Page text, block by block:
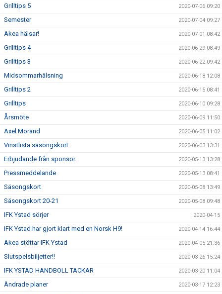
Grilltips 5 2020-07-06 09:20
Semester 2020-07-04 09:27
Akea hälsar! 2020-07-01 08:42
Grilltips 4 2020-06-29 08:49
Grilltips 3 2020-06-22 09:42
Midsommarhälsning 2020-06-18 12:08
Grilltips 2 2020-06-15 08:41
Grilltips 2020-06-10 09:28
Årsmöte 2020-06-09 11:50
Axel Morand 2020-06-05 11:02
Vinstlista säsongskort 2020-06-03 13:31
Erbjudande från sponsor. 2020-05-13 13:28
Pressmeddelande 2020-05-13 08:41
Säsongskort 2020-05-08 13:49
Säsongskort 20-21 2020-05-08 09:48
IFK Ystad sörjer 2020-04-15
IFK Ystad har gjort klart med en Norsk H9! 2020-04-14 16:44
Akea stöttar IFK Ystad 2020-04-05 21:36
Slutspelsbiljetter!! 2020-03-26 15:24
IFK YSTAD HANDBOLL TACKAR 2020-03-20 11:04
Ändrade planer 2020-03-17 12:23